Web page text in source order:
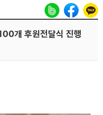
개 후원전달식 진행